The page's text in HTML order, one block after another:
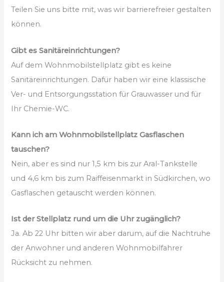
Teilen Sie uns bitte mit, was wir barrierefreier gestalten
können.
Gibt es Sanitäreinrichtungen?
Auf dem Wohnmobilstellplatz gibt es keine
Sanitäreinrichtungen. Dafür haben wir eine klassische
Ver- und Entsorgungsstation für Grauwasser und für
Ihr Chemie-WC.
Kann ich am Wohnmobilstellplatz Gasflaschen
tauschen?
Nein, aber es sind nur 1,5 km bis zur Aral-Tankstelle
und 4,6 km bis zum Raiffeisenmarkt in Südkirchen, wo
Gasflaschen getauscht werden können.
Ist der Stellplatz rund um die Uhr zugänglich?
Ja. Ab 22 Uhr bitten wir aber darum, auf die Nachtruhe
der Anwohner und anderen Wohnmobilfahrer
Rücksicht zu nehmen.